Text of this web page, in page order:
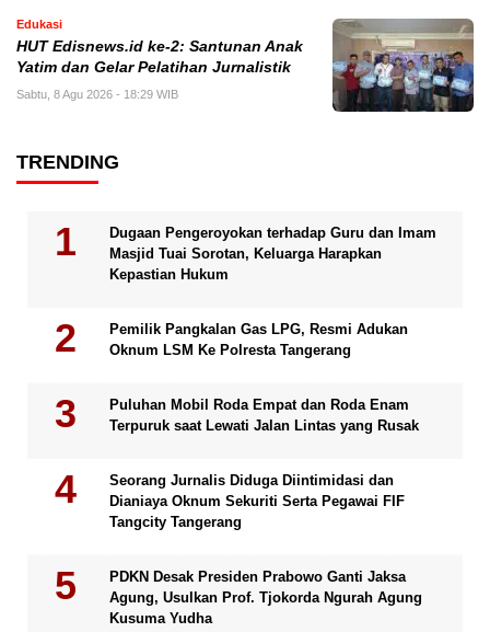
Edukasi
HUT Edisnews.id ke-2: Santunan Anak
Yatim dan Gelar Pelatihan Jurnalistik
Sabtu, 8 Agu 2026 - 18:29 WIB
TRENDING
Dugaan Pengeroyokan terhadap Guru dan Imam
Masjid Tuai Sorotan, Keluarga Harapkan
Kepastian Hukum
Pemilik Pangkalan Gas LPG, Resmi Adukan
Oknum LSM Ke Polresta Tangerang
Puluhan Mobil Roda Empat dan Roda Enam
Terpuruk saat Lewati Jalan Lintas yang Rusak
Seorang Jurnalis Diduga Diintimidasi dan
Dianiaya Oknum Sekuriti Serta Pegawai FIF
Tangcity Tangerang
PDKN Desak Presiden Prabowo Ganti Jaksa
Agung, Usulkan Prof. Tjokorda Ngurah Agung
Kusuma Yudha